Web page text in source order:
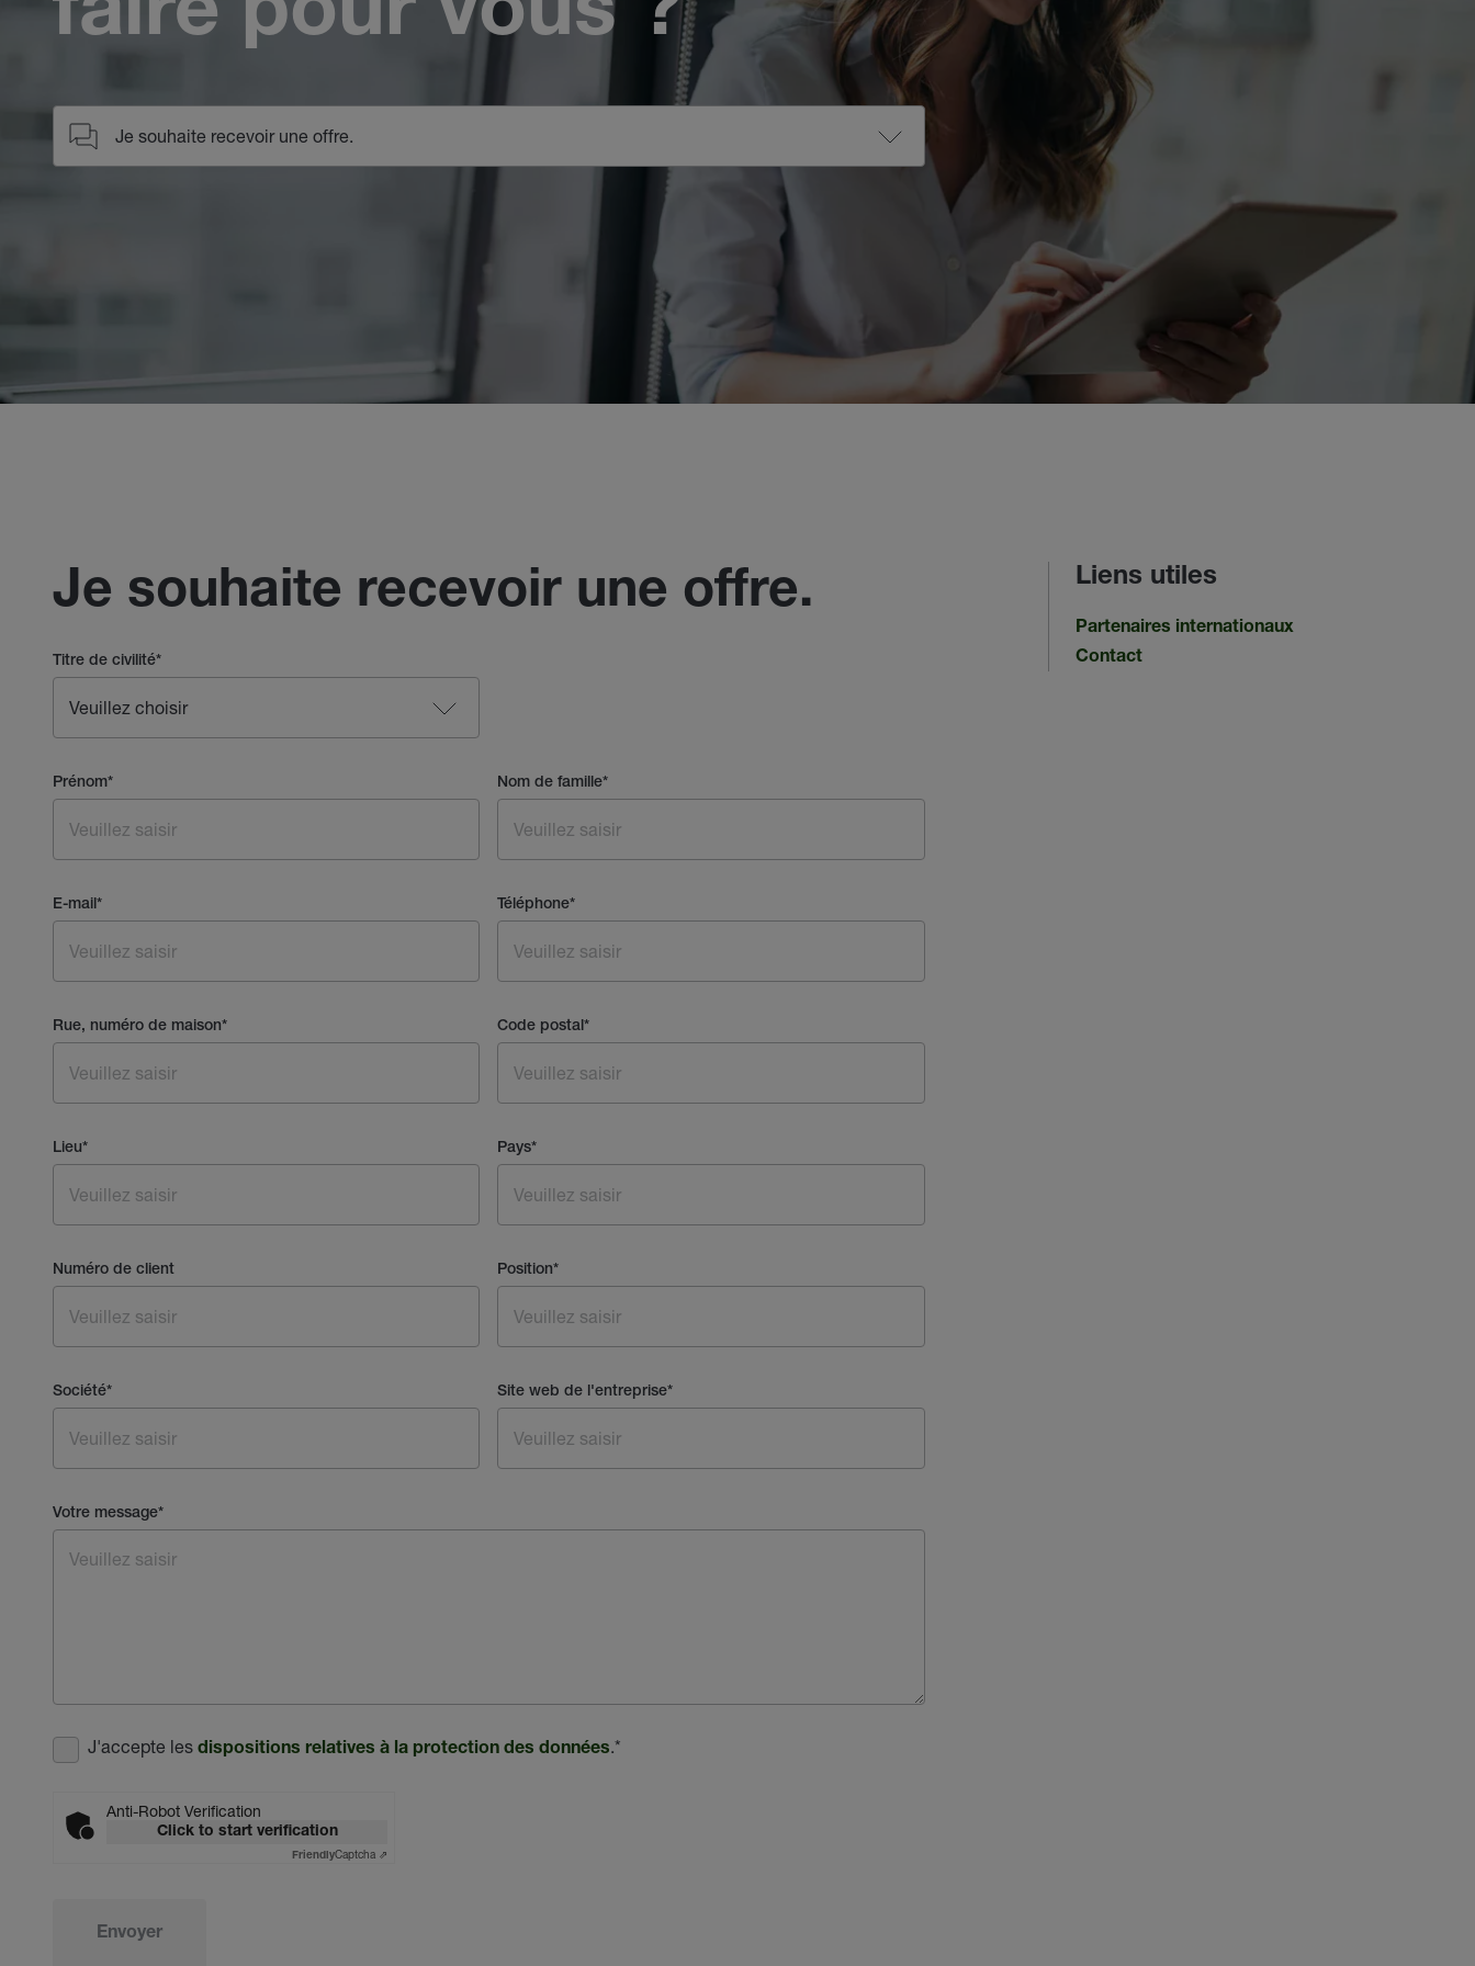
faire pour vous ?
Je souhaite recevoir une offre.
Titre de civilité*
Prénom* Nom de famille*
E-mail* Téléphone*
Rue, numéro de maison* Code postal*
Lieu* Pays*
Numéro de client Position*
Société* Site web de l'entreprise*
Votre message*
J'accepte les dispositions relatives à la protection des données.*
Anti-Robot Verification
Click to start verification
FriendlyCaptcha ⇗
Envoyer
Liens utiles
Partenaires internationaux
Contact